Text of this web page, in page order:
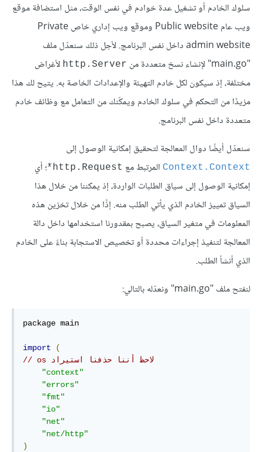
سلوك الخادم أو تشغيل عدة خوادم في نفس الوقت، مثل استضافة موقع
ويب عام Public website وموقع ويب إداري خاص Private
admin website داخل نفس البرنامج. لأجل ذلك سنعدّل ملف
"main.go" لإنشاء نسخ متعددة من
http.Server لأغراض
مختلفة، إذ سيكون لكل خادم التهيئة والإعدادات الخاصة به. يتيح لك هذا
مزيدًا من التحكم في سلوك الخادم ويمكّنك من التعامل مع وظائف خادم
متعددة داخل نفس البرنامج.
سنعدّل أيضًا دوال المعالجة لتحقيق إمكانية الوصول إلى
Context.Context المرتبط مع http.Request*
؛ أي
إمكانية الوصول إلى سياق الطلبات الواردة، إذ يمكننا من خلال هذا
السياق تمييز الخادم الذي يأتي الطلب منه. إذًا من خلال تخزين هذه
المعلومات في متغير السياق، يصبح بمقدورنا استخدامها داخل دالة
المعالجة لتنفيذ إجراءات محددة أو تخصيص الاستجابة بناءً على الخادم
الذي أنشأ الطلب.
لنفتح ملف "main.go" ونعدّله بالتالي:
package main
import
(
"context"
"errors"
"fmt"
"io"
"net"
"net/http"
)